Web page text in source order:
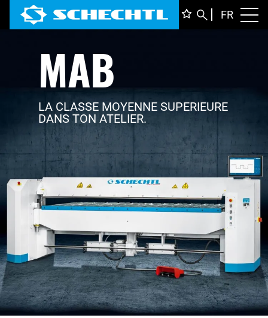
FR
MAB
LA CLASSE MOYENNE SUPERIEURE
DANS TON ATELIER.